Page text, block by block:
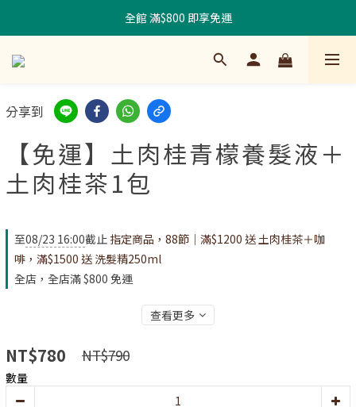
全館 滿$800 即享免運
分享到
【免運】土肉桂青檬養髮液＋
土肉桂茶1包
至08/23 16:00截止 指定商品，88節｜滿$1200 送 土肉桂茶＋咖
啡，滿$1500 送 洗髮精250ml
全店，全店滿 $800 免運
查看更多
NT$780 NT$790
數量